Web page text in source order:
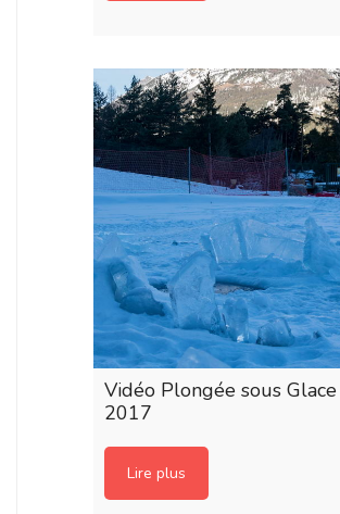
Vidéo Plongée sous Glace
2017
Lire plus